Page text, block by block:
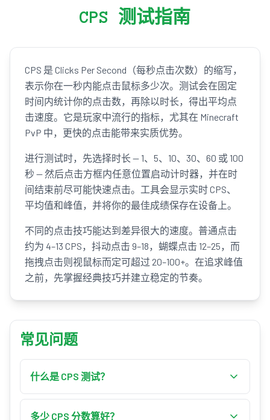
CPS 测试指南
CPS 是 Clicks Per Second（每秒点击次数）的缩写，
表示你在一秒内能点击鼠标多少次。测试会在固定
时间内统计你的点击数，再除以时长，得出平均点
击速度。它是玩家中流行的指标，尤其在 Minecraft
PvP 中，更快的点击能带来实质优势。
进行测试时，先选择时长 — 1、5、10、30、60 或 100
秒 — 然后点击方框内任意位置启动计时器，并在时
间结束前尽可能快速点击。工具会显示实时 CPS、
平均值和峰值，并将你的最佳成绩保存在设备上。
不同的点击技巧能达到差异很大的速度。普通点击
约为 4–13 CPS，抖动点击 9–18，蝴蝶点击 12–25，而
拖拽点击则视鼠标而定可超过 20–100+。在追求峰值
之前，先掌握经典技巧并建立稳定的节奏。
常见问题
什么是 CPS 测试？
CPS 测试（每秒点击次数）测量你在指定时间内
能点击鼠标多少次。你在选定的时长内（通常为
多少 CPS 分数算好？